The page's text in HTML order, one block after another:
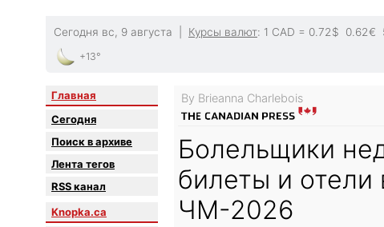
Сегодня вс, 9 августа | Курсы валют: 1 CAD = 0.72$ 0.62€
+13°
Главная
Сегодня
Поиск в архиве
Лента тегов
RSS канал
Knopka.ca
By Brieanna Charlebois
Болельщики
билеты и отели
ЧМ-2026